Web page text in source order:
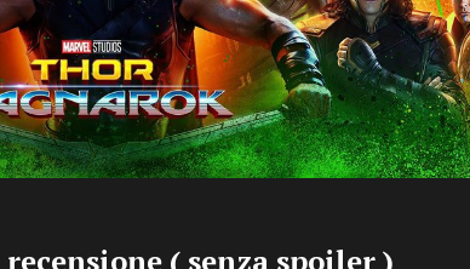
( senza spoiler )